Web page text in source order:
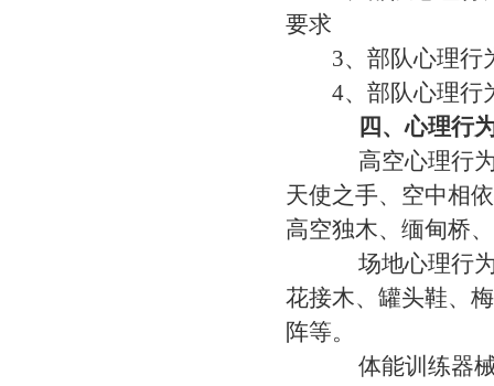
要求
3、部队心理行为
4、部队心理行为
四、心理行
高空心理行为
天使之手、空中相
高空独木、缅甸桥
场地心理行为
花接木、罐头鞋、
阵等。
体能训练器械